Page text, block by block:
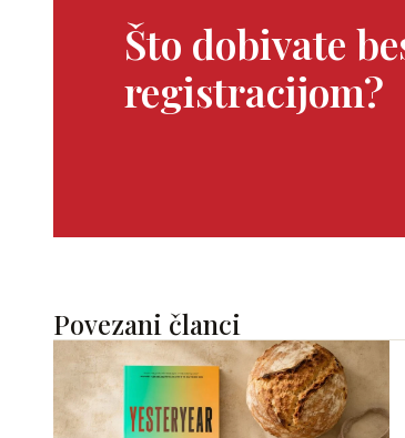
Što dobivate
registracijom?
Povezani članci